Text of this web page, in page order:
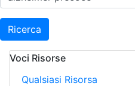
Ricerca
Voci Risorse
Qualsiasi Risorsa